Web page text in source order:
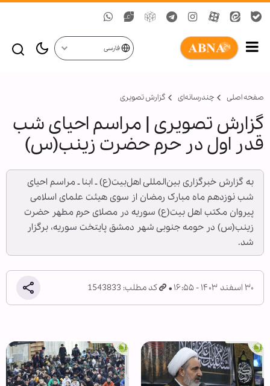
فارسی
صفحه اصلی چندرسانه‌ای گزارش تصويری
گزارش تصویری | مراسم احیای شب
قدر اول در حرم حضرت زینب(س)
به گزارش خبرگزاری بین‌المللی اهل‌بیت(ع) ـ ابنا ـ مراسم احیای
شب نوزدهم ماه مبارک رمضان از سوی هیئت علمای اسلامی
پیروان مکتب اهل بیت(ع) سوریه در مصلای حرم مطهر حضرت
زینب(س) در حومه جنوبی شهر دمشق پایتخت سوریه، برگزار
شد.
۳۰ اسفند ۱۴۰۳ - ۱۶:۵۵ کد مطلب: 1543833